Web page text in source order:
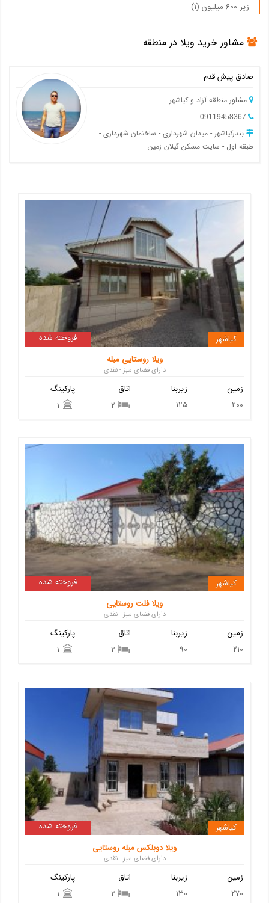
زیر 600 میلیون (1)
مشاور خرید ویلا در منطقه
صادق پیش قدم
مشاور منطقه آزاد و کیاشهر
بندرکیاشهر - میدان شهرداری - ساختمان شهرداری -
طبقه اول - سایت مسکن گیلان زمین
فروخته شده
کیاشهر
ویلا روستایی مبله
دارای فضای سبز - نقدی
پارکینگ
اتاق
2
زیربنا
125
زمین
200
فروخته شده
کیاشهر
ویلا فلت روستایی
دارای فضای سبز - نقدی
پارکینگ
اتاق
2
زیربنا
90
زمین
210
فروخته شده
کیاشهر
ویلا دوبلکس مبله روستایی
دارای فضای سبز - نقدی
پارکینگ
اتاق
2
زیربنا
130
زمین
270